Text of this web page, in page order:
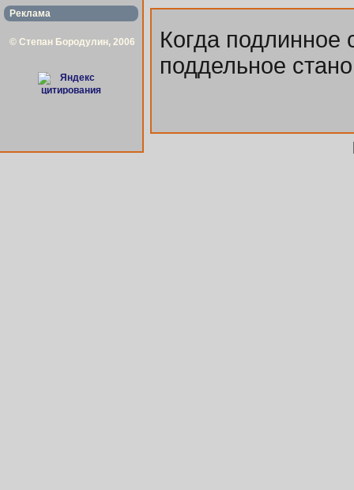
Когда подлинное
поддельное
Реклама
© Степан Бородулин, 2006